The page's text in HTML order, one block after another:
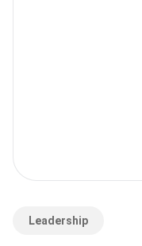
Leadership